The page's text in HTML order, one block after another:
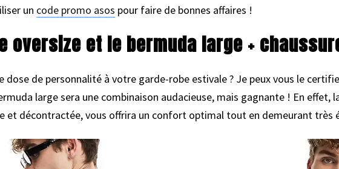
un code promo asos pour faire de bonnes affaires !
oversize et le bermuda large +
dose de personnalité à votre garde-robe estivale ? Je peux vous le
large sera une combinaison audacieuse, mais gagnante ! En effet,
et décontractée, vous offrira un confort optimal tout en demeurant très